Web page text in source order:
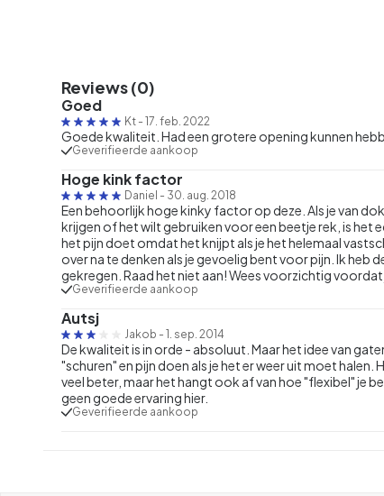
Reviews (0)
Goed
Kt - 17. feb. 2022
Goede kwaliteit. Had een grotere opening kunnen
Geverifieerde aankoop
Hoge kink factor
Daniel - 30. aug. 2018
Een behoorlijk hoge kinky factor op deze. Als je van
krijgen of het wilt gebruiken voor een beetje rek, is
het pijn doet omdat het knijpt als je het helemaal
over na te denken als je gevoelig bent voor pijn. Ik heb
gekregen. Raad het niet aan! Wees voorzichtig
Geverifieerde aankoop
Autsj
Jakob - 1. sep. 2014
De kwaliteit is in orde - absoluut. Maar het idee van
"schuren" en pijn doen als je het er weer uit moet
veel beter, maar het hangt ook af van hoe "flexibel" je
geen goede ervaring hier.
Geverifieerde aankoop